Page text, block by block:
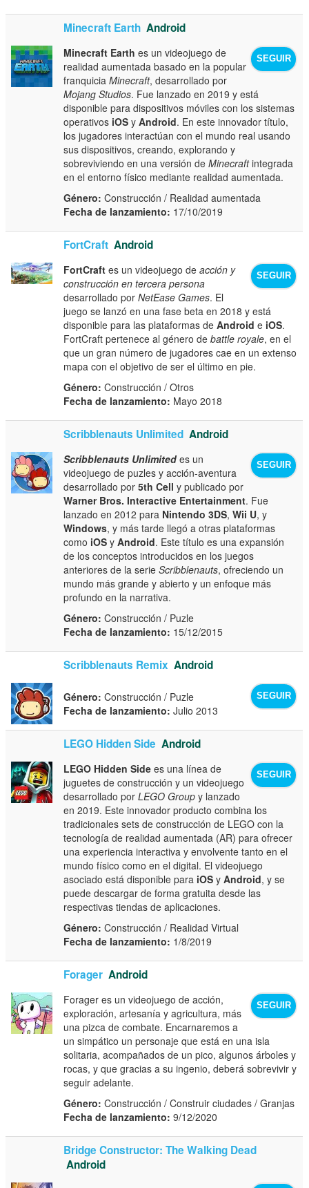
Minecraft Earth Android
SEGUIR
Minecraft Earth es un videojuego de
realidad aumentada basado en la popular
franquiciaMinecraft, desarrollado por
Mojang Studios. Fue lanzado en 2019 y está
disponible para dispositivos móviles con los sistemas
operativos iOS yAndroid. En este innovador título,
los jugadores interactúan con el mundo real usando
sus dispositivos, creando, explorando y
sobreviviendo en una versión deMinecraftintegrada
en el entorno físico mediante realidad aumentada.
Género: Construcción / Realidad aumentada
Fecha de lanzamiento: 17/10/2019
FortCraft Android
SEGUIR
FortCraft es un videojuego deacción y
construcción en tercera persona
desarrollado porNetEase Games. El
juego se lanzó en una fase beta en 2018 y está
disponible para las plataformas deAndroid e iOS.
FortCraft pertenece al género debattle royale, en el
que un gran número de jugadores cae en un extenso
mapa con el objetivo de ser el último en pie.
Género: Construcción / Otros
Fecha de lanzamiento: Mayo 2018
Scribblenauts Unlimited Android
SEGUIR
Scribblenauts Unlimitedes un
videojuego de puzles y acción-aventura
desarrollado por5th Cell y publicado por
Warner Bros. Interactive Entertainment. Fue
lanzado en 2012 para Nintendo 3DS,Wii U, y
Windows, y más tarde llegó a otras plataformas
como iOS yAndroid. Este título es una expansión
de los conceptos introducidos en los juegos
anteriores de la serieScribblenauts, ofreciendo un
mundo más grande y abierto y un enfoque más
profundo en la narrativa.
Género: Construcción / Puzle
Fecha de lanzamiento: 15/12/2015
Scribblenauts Remix Android
SEGUIR
Género: Construcción / Puzle
Fecha de lanzamiento: Julio 2013
LEGO Hidden Side Android
SEGUIR
LEGO Hidden Side es una línea de
juguetes de construcción y un videojuego
desarrollado porLEGO Group y lanzado
en 2019. Este innovador producto combina los
tradicionales sets de construcción de LEGO con la
tecnología de realidad aumentada (AR) para ofrecer
una experiencia interactiva y envolvente tanto en el
mundo físico como en el digital. El videojuego
asociado está disponible para iOS yAndroid, y se
puede descargar de forma gratuita desde las
respectivas tiendas de aplicaciones.
Género: Construcción / Realidad Virtual
Fecha de lanzamiento: 1/8/2019
Forager Android
SEGUIR
Forager es un videojuego de acción,
exploración, artesanía y agricultura, más
una pizca de combate. Encarnaremos a
un simpático un personaje que está en una isla
solitaria, acompañados de un pico, algunos árboles y
rocas, y que gracias a su ingenio, deberá sobrevivir y
seguir adelante.
Género: Construcción / Construir ciudades / Granjas
Fecha de lanzamiento: 9/12/2020
Bridge Constructor: The Walking Dead
Android